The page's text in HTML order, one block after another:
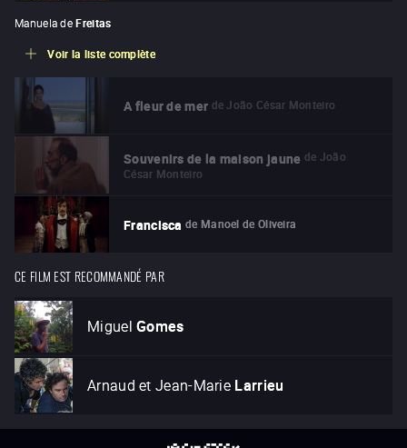
Manuela de Freitas
Voir la liste complète
A fleur de mer de João César Monteiro
Souvenirs de la maison jaune de João
César Monteiro
Francisca de Manoel de Oliveira
CE FILM EST RECOMMANDÉ PAR
Miguel Gomes
Arnaud et Jean-Marie Larrieu